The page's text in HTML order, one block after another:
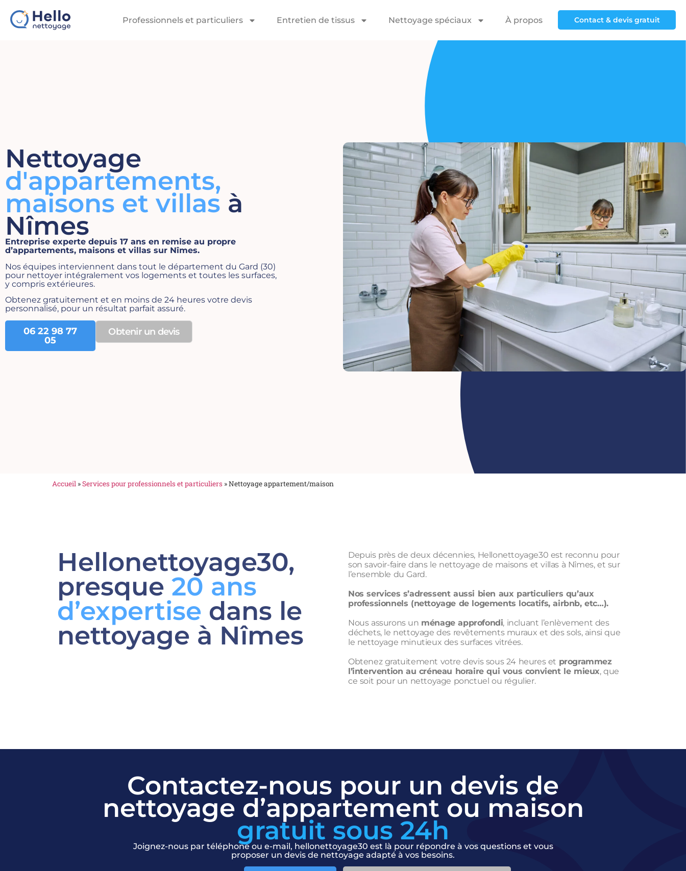
Professionnels et particuliers Entretien de tissus Nettoyage spéciaux À propos Contact & devis gratuit
Nettoyage
d'appartements,
maisons et villas à
Nîmes
Entreprise experte depuis 17 ans en remise au propre
d’appartements, maisons et villas sur Nîmes.
Nos équipes interviennent dans tout le département du Gard (30)
pour nettoyer intégralement vos logements et toutes les surfaces,
y compris extérieures.
Obtenez gratuitement et en moins de 24 heures votre devis
personnalisé, pour un résultat parfait assuré.
06 22 98 77
05
Obtenir un devis
Accueil »Services pour professionnels et particuliers »Nettoyage appartement/maison
Hellonettoyage30,
presque 20 ans
d’expertise dans le
nettoyage à Nîmes
Depuis près de deux décennies, Hellonettoyage30 est reconnu pour
son savoir-faire dans le nettoyage de maisons et villas à Nîmes, et sur
l’ensemble du Gard.
Nos services s’adressent aussi bien aux particuliers qu’aux
professionnels (nettoyage de logements locatifs, airbnb, etc…).
Nous assurons un ménage approfondi, incluant l’enlèvement des
déchets, le nettoyage des revêtements muraux et des sols, ainsi que
le nettoyage minutieux des surfaces vitrées.
Obtenez gratuitement votre devis sous 24 heures et programmez
l’intervention au créneau horaire qui vous convient le mieux, que
ce soit pour un nettoyage ponctuel ou régulier.
Contactez-nous pour un devis de
nettoyage d’appartement ou maison
gratuit sous 24h
Joignez-nous par téléphone ou e-mail, hellonettoyage30 est là pour répondre à vos questions et vous
proposer un devis de nettoyage adapté à vos besoins.